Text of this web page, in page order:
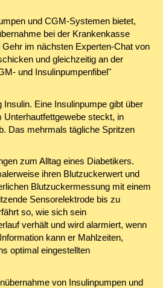
und CGM-Systemen bietet,
bei der Krankenkasse
im nächsten Experten-Chat von
und gleichzeitig an der
und Insulinpumpenfibel"
Eine Insulinpumpe gibt über
Unterhautfettgewebe steckt, in
Das mehrmals tägliche Spritzen
zum Alltag eines Diabetikers.
ihren Blutzuckerwert und
Blutzuckermessung mit einem
Sensorelektrode bis zu
so, wie sich sein
verhält und wird alarmiert, wenn
kann er Mahlzeiten,
optimal eingestellten
von Insulinpumpen und